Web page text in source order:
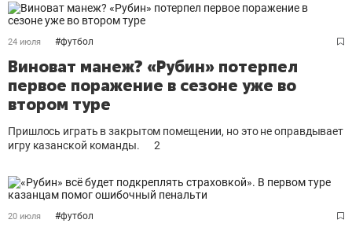
24 июля #футбол
Виноват манеж? «Рубин» потерпел
первое поражение в сезоне уже во
втором туре
Пришлось играть в закрытом помещении, но это не оправдывает
игру казанской команды.
2
20 июля #футбол